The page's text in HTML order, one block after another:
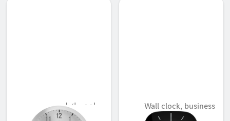
Wall clock, business
ساعة حائط